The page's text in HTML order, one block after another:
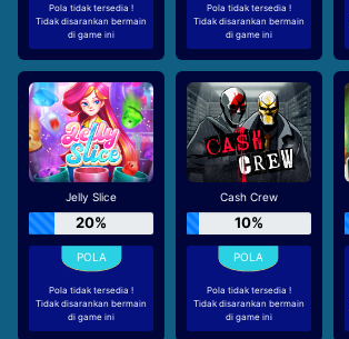
Pola tidak tersedia !
Tidak disarankan bermain
di game ini
Pola tidak tersedia !
Tidak disarankan bermain
di game ini
Jelly Slice
20%
Pola tidak tersedia !
Tidak disarankan bermain
di game ini
Cash Crew
10%
Pola tidak tersedia !
Tidak disarankan bermain
di game ini